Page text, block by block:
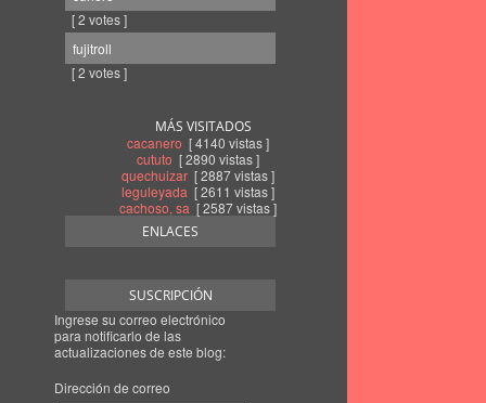
[ 2 votes ]
fujitroll
[ 2 votes ]
MÁS VISITADOS
cacanero [ 4140 vistas ]
cututo [ 2890 vistas ]
quechuizar [ 2887 vistas ]
leguleyada [ 2611 vistas ]
cachoso, sa [ 2587 vistas ]
ENLACES
SUSCRIPCIÓN
Ingrese su correo electrónico
para notificarlo de las
actualizaciones de este blog:
Dirección de correo